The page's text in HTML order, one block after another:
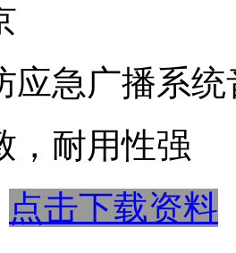
应急广播系统
，耐用性强
点击下载资料